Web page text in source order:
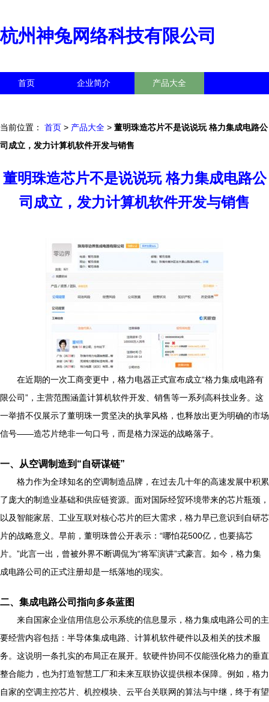
杭州神兔网络科技有限公司
首页 企业简介 产品大全
当前位置： 首页 > 产品大全 > 董明珠造芯片不是说说玩 格力集成电路公
司成立，发力计算机软件开发与销售
董明珠造芯片不是说说玩 格力集成电路公
司成立，发力计算机软件开发与销售
在近期的一次工商变更中，格力电器正式宣布成立“格力集成电路有
限公司”，主营范围涵盖计算机软件开发、销售等一系列高科技业务。这
一举措不仅展示了董明珠一贯坚决的执掌风格，也释放出更为明确的市场
信号——造芯片绝非一句口号，而是格力深远的战略落子。
一、从空调制造到“自研谋链”
格力作为全球知名的空调制造品牌，在过去几十年的高速发展中积累
了庞大的制造业基础和供应链资源。面对国际经贸环境带来的芯片瓶颈，
以及智能家居、工业互联对核心芯片的巨大需求，格力早已意识到自研芯
片的战略意义。早前，董明珠曾公开表示：“哪怕花500亿，也要搞芯
片。”此言一出，曾被外界不断调侃为“将军演讲”式豪言。如今，格力集
成电路公司的正式注册却是一纸落地的现实。
二、集成电路公司指向多条蓝图
来自国家企业信用信息公示系统的信息显示，格力集成电路公司的主
要经营内容包括：半导体集成电路、计算机软件硬件以及相关的技术服
务。这说明一条扎实的布局正在展开。软硬件协同不仅能强化格力的垂直
整合能力，也为打造智慧工厂和未来互联协议提供根本保障。例如，格力
自家的空调主控芯片、机控模块、云平台关联网的算法与中继，终于有望